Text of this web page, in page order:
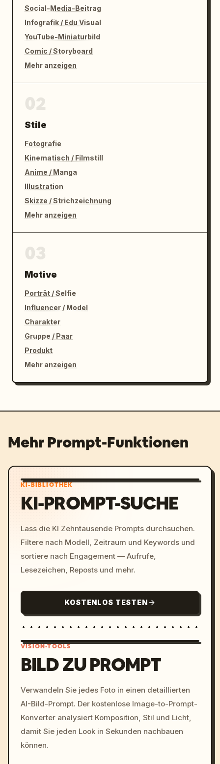
Seitenpaneelen","mood":"intellektuell,
raffiniert, prozessorientiert, Couture-
Social-Media-Beitrag
Infografik / Edu Visual
YouTube-Miniaturbild
Comic / Storyboard
Mehr anzeigen
Stile
Fotografie
Kinematisch / Filmstill
Anime / Manga
Illustration
Skizze / Strichzeichnung
Mehr anzeigen
Motive
Porträt / Selfie
Influencer / Model
Charakter
Gruppe / Paar
Produkt
Mehr anzeigen
Mehr Prompt-Funktionen
KI-BIBLIOTHEK
KI-PROMPT-SUCHE
Lass die KI Zehntausende Prompts durchsuchen.
Filtere nach Modell, Zeitraum und Keywords und
sortiere nach Engagement — Aufrufe,
Lesezeichen, Reposts und mehr.
KOSTENLOS TESTEN
c, cyberpunk sunset, neon
colors, 8k --v 6.0
VISION-TOOLS
BILD ZU PROMPT
Verwandeln Sie jedes Foto in einen detaillierten
AI-Bild-Prompt. Der kostenlose Image-to-Prompt-
Konverter analysiert Komposition, Stil und Licht,
damit Sie jeden Look in Sekunden nachbauen
können.